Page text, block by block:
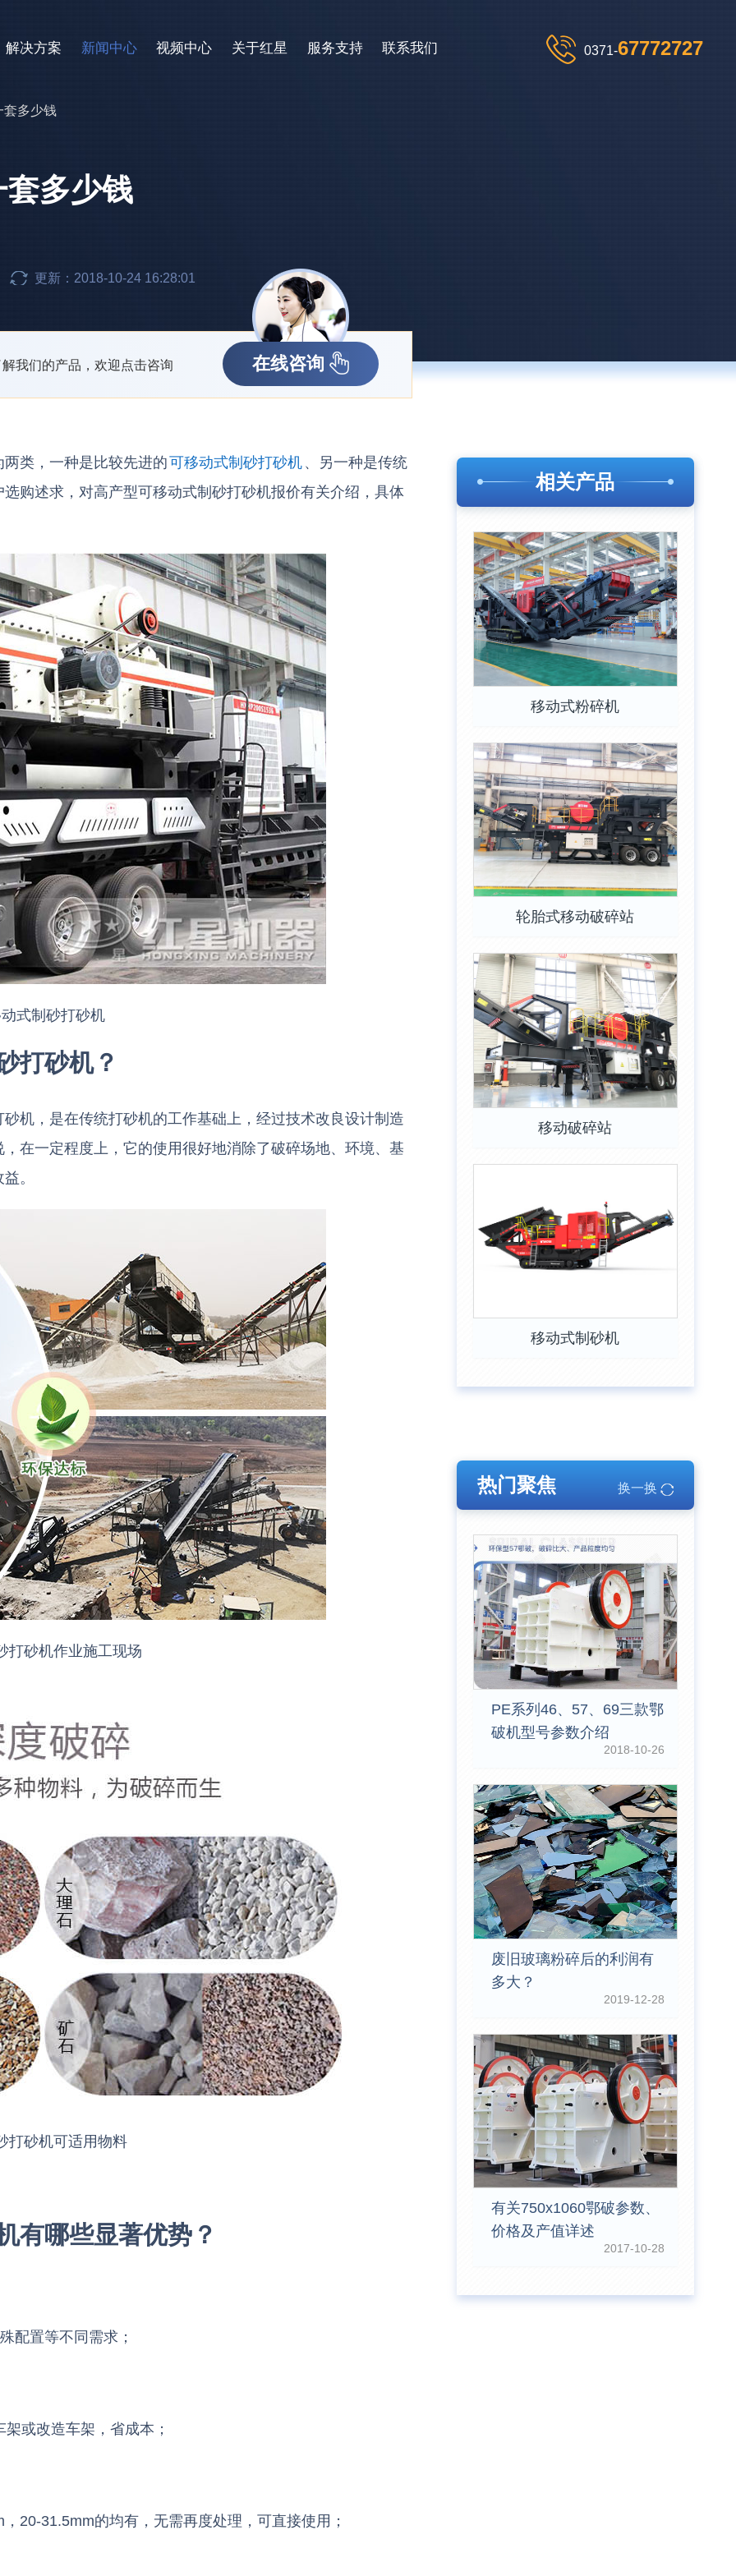
解决方案 新闻中心 视频中心 关于红星 服务支持 联系我们 0371-67772727
套多少钱
多少钱
更新：2018-10-24 16:28:01
我们的产品，欢迎点击咨询 在线咨询
类，一种是比较先进的可移动式制砂打砂机 、另一种是传统
购述求，对高产型可移动式制砂打砂机报价有关介绍，具体
式制砂打砂机
打砂机？
机，是在传统打砂机的工作基础上，经过技术改良设计制造
在一定程度上，它的使用很好地消除了破碎场地、环境、基
。
打砂机作业施工现场
打砂机可适用物料
有哪些显著优势？
配置等不同需求；
或改造车架，省成本；
20-31.5mm的均有，无需再度处理，可直接使用；
相关产品
移动式粉碎机
轮胎式移动破碎站
移动破碎站
移动式制砂机
热门聚焦 换一换
PE系列46、57、69三款鄂
破机型号参数介绍
2018-10-26
废旧玻璃粉碎后的利润有
多大？
2019-12-28
有关750x1060鄂破参数、
价格及产值详述
2017-10-28